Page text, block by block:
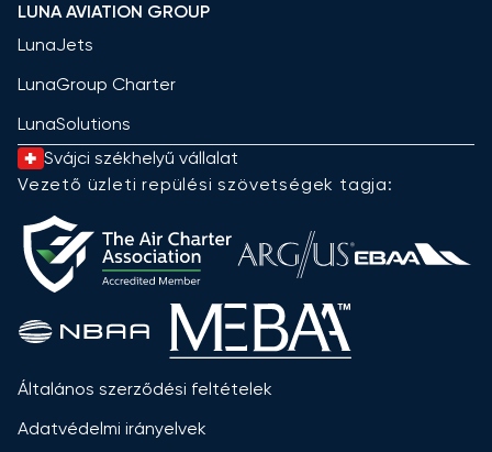
LUNA AVIATION GROUP
LunaJets
LunaGroup Charter
LunaSolutions
Svájci székhelyű vállalat
Vezető üzleti repülési szövetségek tagja:
Általános szerződési feltételek
Adatvédelmi irányelvek